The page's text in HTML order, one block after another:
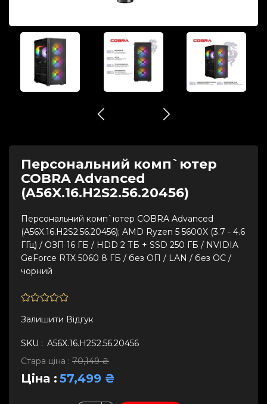
Персональний комп`ютер
COBRA Advanced
(A56X.16.H2S2.56.20456)
Персональний комп`ютер COBRA Advanced
(A56X.16.H2S2.56.20456); AMD Ryzen 5 5600X (3.7 - 4.6
ГГц) / ОЗП 16 ГБ / HDD 2 ТБ + SSD 250 ГБ / NVIDIA
GeForce RTX 5060 8 ГБ / без ОП / LAN / без ОС /
чорний
Залишити Вiдгук
SKU : A56X.16.H2S2.56.20456
Стара ціна : 70,149 ₴
Ціна : 57,499 ₴